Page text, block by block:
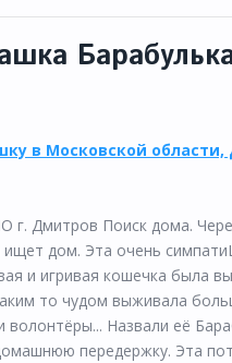
в Московской
г. Дмитров Поиск дома.
ищет дом. Эта очень
и игривая кошечка была
то чудом выживала
волонтёры... Назвали её
передержку. Эта